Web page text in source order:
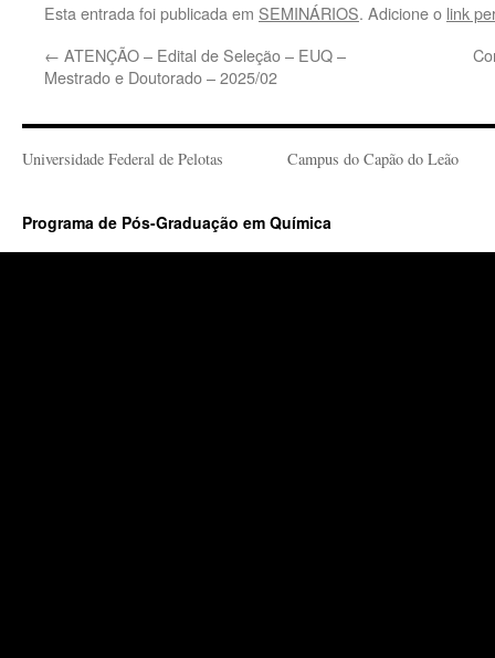
Esta entrada foi publicada em SEMINÁRIOS. Adicione o link
← ATENÇÃO – Edital de Seleção – EUQ –
Mestrado e Doutorado – 2025/02
Universidade Federal de Pelotas Campus do Capão do Leão
Programa de Pós-Graduação em Química